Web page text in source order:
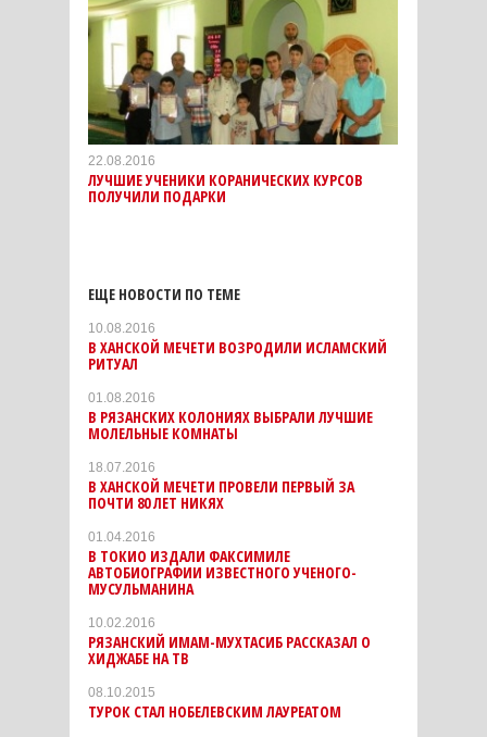
22.08.2016
ЛУЧШИЕ УЧЕНИКИ КОРАНИЧЕСКИХ КУРСОВ
ПОЛУЧИЛИ ПОДАРКИ
ЕЩЕ НОВОСТИ ПО ТЕМЕ
10.08.2016
В ХАНСКОЙ МЕЧЕТИ ВОЗРОДИЛИ ИСЛАМСКИЙ
РИТУАЛ
01.08.2016
В РЯЗАНСКИХ КОЛОНИЯХ ВЫБРАЛИ ЛУЧШИЕ
МОЛЕЛЬНЫЕ КОМНАТЫ
18.07.2016
В ХАНСКОЙ МЕЧЕТИ ПРОВЕЛИ ПЕРВЫЙ ЗА
ПОЧТИ 80 ЛЕТ НИКЯХ
01.04.2016
В ТОКИО ИЗДАЛИ ФАКСИМИЛЕ
АВТОБИОГРАФИИ ИЗВЕСТНОГО УЧЕНОГО-
МУСУЛЬМАНИНА
10.02.2016
РЯЗАНСКИЙ ИМАМ-МУХТАСИБ РАССКАЗАЛ О
ХИДЖАБЕ НА ТВ
08.10.2015
ТУРОК СТАЛ НОБЕЛЕВСКИМ ЛАУРЕАТОМ